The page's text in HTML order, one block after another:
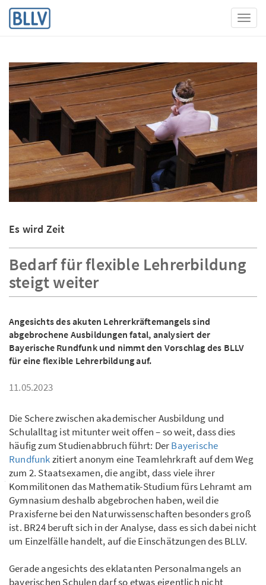
Es wird Zeit
Bedarf für flexible Lehrerbildung
steigt weiter
Angesichts des akuten Lehrerkräftemangels sind
abgebrochene Ausbildungen fatal, analysiert der
Bayerische Rundfunk und nimmt den Vorschlag des BLLV
für eine flexible Lehrerbildung auf.
11.05.2023
Die Schere zwischen akademischer Ausbildung und
Schulalltag ist mitunter weit offen – so weit, dass dies
häufig zum Studienabbruch führt: DerBayerische
Rundfunkzitiert anonym eine Teamlehrkraft auf dem Weg
zum 2. Staatsexamen, die angibt, dass viele ihrer
Kommilitonen das Mathematik-Studium fürs Lehramt am
Gymnasium deshalb abgebrochen haben, weil die
Praxisferne bei den Naturwissenschaften besonders groß
ist. BR24 beruft sich in der Analyse, dass es sich dabei nicht
um Einzelfälle handelt, auf die Einschätzungen des BLLV.
Gerade angesichts des eklatanten Personalmangels an
bayerischen Schulen darf so etwas eigentlich nicht